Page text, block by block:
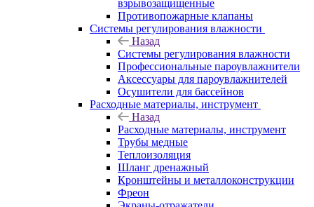
взрывозащищенные
Противопожарные клапаны
Системы регулирования влажности
Назад
Системы регулирования влажности
Профессиональные пароувлажнители
Аксессуары для пароувлажнителей
Осушители для бассейнов
Расходные материалы, инструмент
Назад
Расходные материалы, инструмент
Трубы медные
Теплоизоляция
Шланг дренажный
Кронштейны и металлоконструкции
Фреон